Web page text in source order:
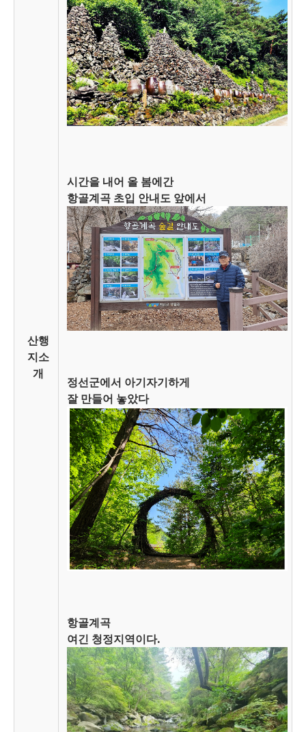
산행
지소
개
시간을 내어 올 봄에간
항골계곡 초입 안내도 앞에서
정선군에서 아기자기하게
잘 만들어 놓았다
항골계곡
여긴 청정지역이다.